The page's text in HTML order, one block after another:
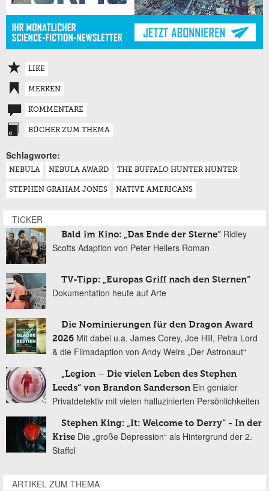
LIKE
MERKEN
KOMMENTARE
BÜCHER ZUM THEMA
Schlagworte:
NEBULA NEBULA AWARD THE BUFFALO HUNTER HUNTER
STEPHEN GRAHAM JONES NATIVE AMERICANS
TICKER
Bald im Kino: „Das Ende der Sterne“ Ridley
Scotts Adaption von Peter Hellers Roman
TV-Tipp: „Europas Griff nach den Sternen“
Dokumentation heute auf Arte
Die Nominierungen für den Dragon Award
2026 Mit dabei u.a. James Corey, Joe Hill, Petra Lord
& die Filmadaption von Andy Weirs „Der Astronaut“
„Legion – Die vielen Leben des Stephen
Leeds“ von Brandon Sanderson Ein genialer
Privatdetektiv mit vielen halluzinierten Persönlichkeiten
Stephen King: „It: Welcome to Derry“ - In der
Krise Die „große Depression“ als Hintergrund der 2.
Staffel
ARTIKEL ZUM THEMA